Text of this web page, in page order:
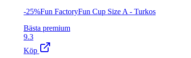
-25%Fun FactoryFun Cup Size A - Turkos
Bästa premium
9.3
Köp